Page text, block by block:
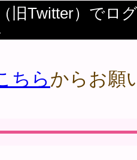
旧Twitter）でロ
ちらからお願